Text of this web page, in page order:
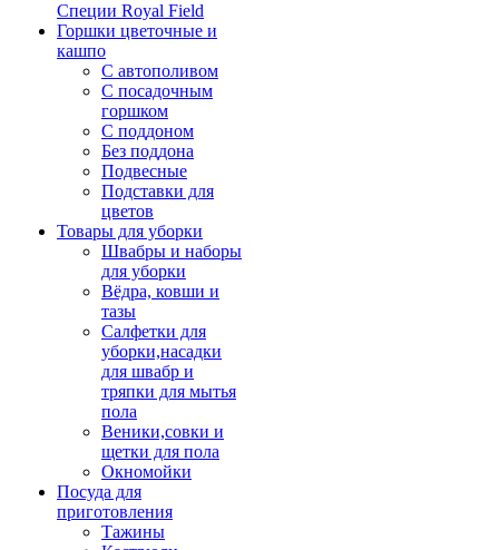
Специи Royal Field
Горшки цветочные и
кашпо
С автополивом
С посадочным
горшком
С поддоном
Без поддона
Подвесные
Подставки для
цветов
Товары для уборки
Швабры и наборы
для уборки
Вёдра, ковши и
тазы
Салфетки для
уборки,насадки
для швабр и
тряпки для мытья
пола
Веники,совки и
щетки для пола
Окномойки
Посуда для
приготовления
Тажины